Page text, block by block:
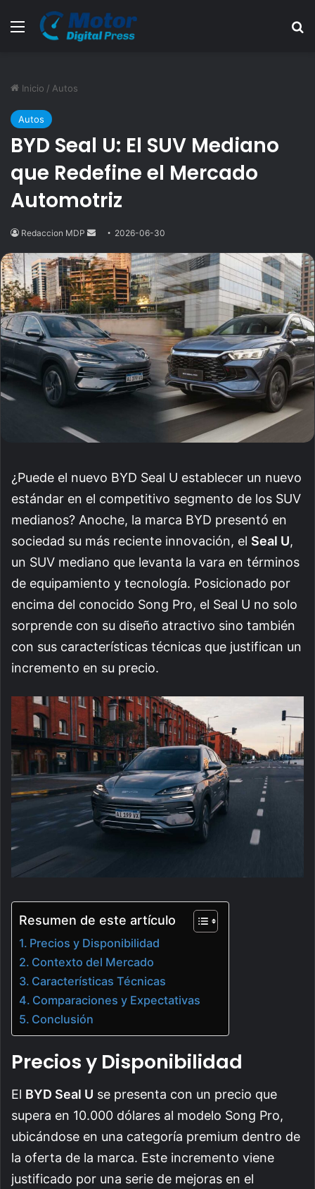
Menú
Inicio / Autos
Autos
BYD Seal U: El SUV Mediano
que Redefine el Mercado
Automotriz
Redaccion MDP
Send
email
2026-06-30
¿Puede el nuevo BYD Seal U establecer un nuevo
estándar en el competitivo segmento de los SUV
medianos? Anoche, la marca BYD presentó en
sociedad su más reciente innovación, el Seal U,
un SUV mediano que levanta la vara en términos
de equipamiento y tecnología. Posicionado por
encima del conocido Song Pro, el Seal U no solo
sorprende con su diseño atractivo sino también
con sus características técnicas que justifican un
incremento en su precio.
Resumen de este artículo
Precios y Disponibilidad
Contexto del Mercado
Características Técnicas
Comparaciones y Expectativas
Conclusión
Precios y Disponibilidad
El BYD Seal U se presenta con un precio que
supera en 10.000 dólares al modelo Song Pro,
ubicándose en una categoría premium dentro de
la oferta de la marca. Este incremento viene
justificado por una serie de mejoras en el